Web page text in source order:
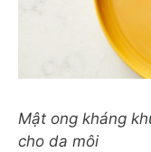
Mật ong kháng
cho da môi